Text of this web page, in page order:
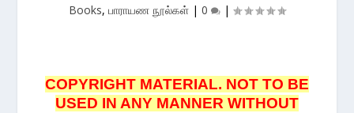
Books, பாராயண நூல்கள் | 0 |
COPYRIGHT MATERIAL. NOT TO BE
USED IN ANY MANNER WITHOUT